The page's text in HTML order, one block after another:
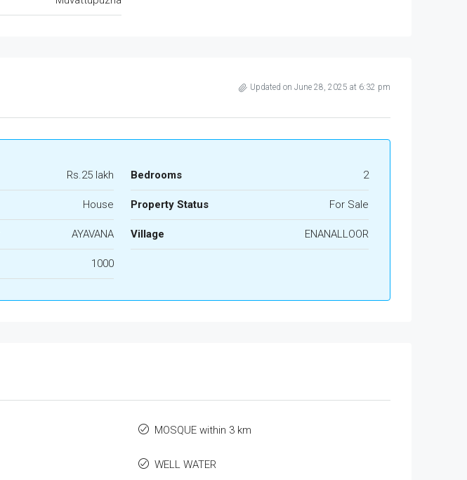
Updated on June 28, 2025 at 6:32 pm
Rs.25 lakh Bedrooms 2
House Property Status For Sale
AYAVANA Village ENANALLOOR
1000
MOSQUE within 3 km
WELL WATER